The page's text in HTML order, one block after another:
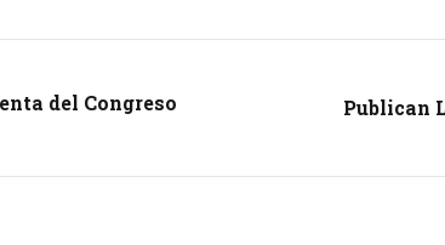
del Congreso
Publican